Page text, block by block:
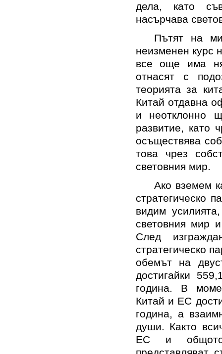
дела, като
насърчава
Пътят на
неизменен курс
все още има
отнасят с
теорията за
Китай отдавна
и неотклонно
развитие, като
осъществява
това чрез
световния мир.
Ако вземем
стратегическо
видим
световния мир
След
стратегическо
обемът на
достигайки
година. В
Китай и ЕС
година, а
души. Както
ЕС и